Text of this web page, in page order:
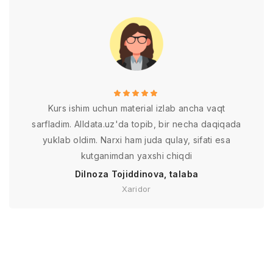
Kurs ishim uchun material izlab ancha vaqt
sarfladim. Alldata.uz'da topib, bir necha daqiqada
yuklab oldim. Narxi ham juda qulay, sifati esa
kutganimdan yaxshi chiqdi
Dilnoza Tojiddinova, talaba
Xaridor